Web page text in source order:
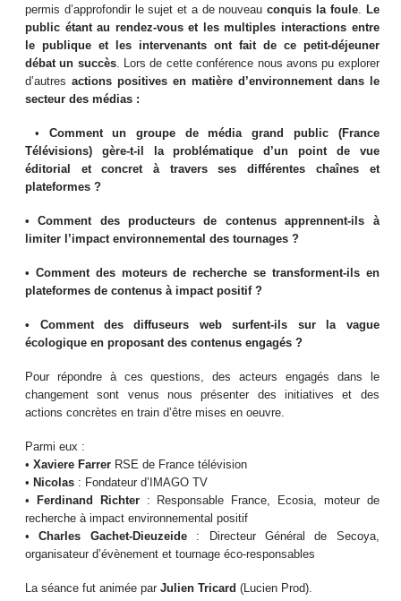
permis d’approfondir le sujet et a de nouveau conquis la foule. Le
public étant au rendez-vous et les multiples interactions entre
le publique et les intervenants ont fait de ce petit-déjeuner
débat un succès. Lors de cette conférence nous avons pu explorer
d’autresactions positives en matière d’environnement dans le
secteur des médias :
• Comment un groupe de média grand public (France
Télévisions) gère-t-il la problématique d’un point de vue
éditorial et concret à travers ses différentes chaînes et
plateformes ?
• Comment des producteurs de contenus apprennent-ils à
limiter l’impact environnemental des tournages ?
• Comment des moteurs de recherche se transforment-ils en
plateformes de contenus à impact positif ?
• Comment des diffuseurs web surfent-ils sur la vague
écologique en proposant des contenus engagés ?
Pour répondre à ces questions, des acteurs engagés dans le
changement sont venus nous présenter des initiatives et des
actions concrètes en train d’être mises en oeuvre.
Parmi eux :
•Xaviere Farrer RSE de France télévision
• Nicolas : Fondateur d’IMAGO TV
•
Ferdinand Richter: Responsable France, Ecosia, moteur de
recherche à impact environnemental positif
•Charles Gachet-Dieuzeide: Directeur Général de Secoya,
organisateur d’évènement et tournage éco-responsables
La séance fut animée parJulien Tricard (Lucien Prod).